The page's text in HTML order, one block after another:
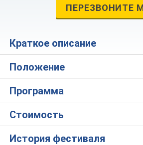
ПЕРЕЗВОНИТЕ
Краткое описание
Положение
Программа
Стоимость
История фестиваля